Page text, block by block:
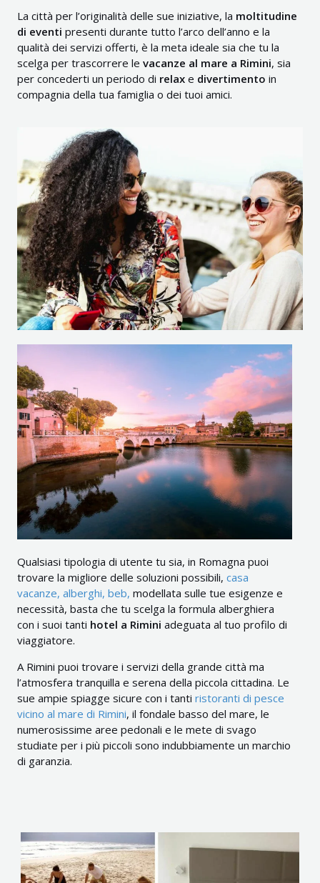
Qualsiasi tipologia di utente tu sia, in Romagna puoi
trovare la migliore delle soluzioni possibili, casa
vacanze, alberghi, beb, modellata sulle tue esigenze e
necessità, basta che tu scelga la formula alberghiera
con i suoi tanti hotel a Rimini adeguata al tuo profilo di
viaggiatore.
A Rimini puoi trovare i servizi della grande città ma
l’atmosfera tranquilla e serena della piccola cittadina. Le
sue ampie spiagge sicure con i tanti ristoranti di pesce
vicino al mare di Rimini, il fondale basso del mare, le
numerosissime aree pedonali e le mete di svago
studiate per i più piccoli sono indubbiamente un marchio
di garanzia.
La città per l’originalità delle sue iniziative, la moltitudine
di eventi presenti durante tutto l’arco dell’anno e la
qualità dei servizi offerti, è la meta ideale sia che tu la
scelga per trascorrere le vacanze al mare a Rimini, sia
per concederti un periodo di relax e divertimento in
compagnia della tua famiglia o dei tuoi amici.